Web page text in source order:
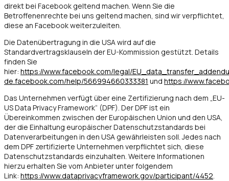
direkt bei Facebook geltend machen. Wenn Sie die
Betroffenenrechte bei uns geltend machen, sind wir verpflichtet,
diese an Facebook weiterzuleiten.
Die Datenübertragung in die USA wird auf die
Standardvertragsklauseln der EU-Kommission gestützt. Details
finden Sie
hier: https://www.facebook.com/legal/
de.facebook.com/help/566994660333381 und https://
Das Unternehmen verfügt über eine Zertifizierung nach dem „EU-
US Data Privacy Framework“ (DPF). Der DPF ist ein
Übereinkommen zwischen der Europäischen Union und den USA,
der die Einhaltung europäischer Datenschutzstandards bei
Datenverarbeitungen in den USA gewährleisten soll. Jedes nach
dem DPF zertifizierte Unternehmen verpflichtet sich, diese
Datenschutzstandards einzuhalten. Weitere Informationen
hierzu erhalten Sie vom Anbieter unter folgendem
Link: https://www.dataprivacyframework.gov/participant/4452